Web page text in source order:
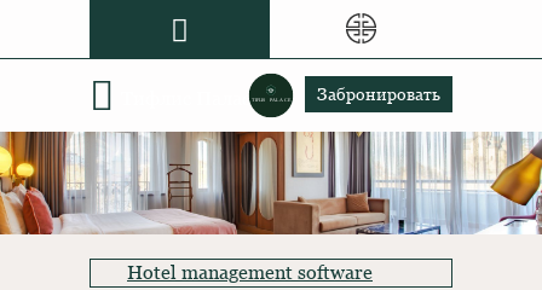
Тифлис Палас Grand Gloria
Забронировать
Hotel management software